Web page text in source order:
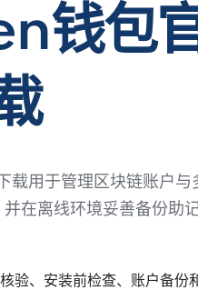
钱包
用于管理区块链账户与
在离线环境妥善备份助记
验、安装前检查、账户备份